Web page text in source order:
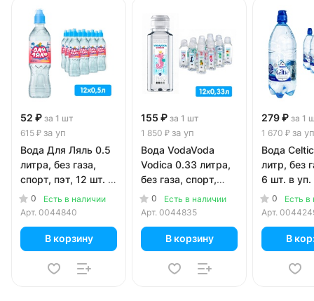
52 ₽ за 1 шт
615 ₽ за уп
Вода Для Ляль 0.5
литра, без газа,
спорт, пэт, 12 шт. в
уп.0
Есть в наличии
Арт. 0044840
В корзину
155 ₽ за 1 шт
1 850 ₽ за уп
Вода VodaVoda
Vodica 0.33 литра,
без газа, спорт,
пэт, 12 шт. в уп.
0
Есть в наличии
Арт. 0044835
В корзину
279 ₽ за 1
1 670 ₽ за уп
Вода
литр, без
6 шт. в уп.
0
Есть в
Арт.
В